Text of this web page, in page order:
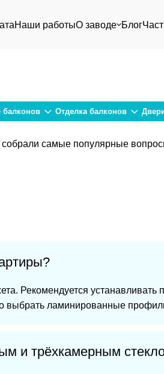
Наши работыО заводе Блог
балконов Отделка балконов
самые популярные
Рекомендуется
ламинированные
и трёхкамерным